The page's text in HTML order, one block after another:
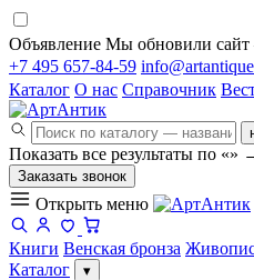
Объявление Мы обновили сайт
+7 495 657-84-59
Каталог О нас Справочник
Показать все результаты по «»
Заказать звонок
Открыть меню
Книги Венская бронза
Каталог
▾